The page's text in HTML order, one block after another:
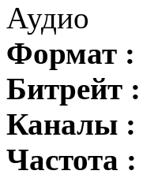
Аудио
Формат :
Битрейт :
Каналы :
Частота :